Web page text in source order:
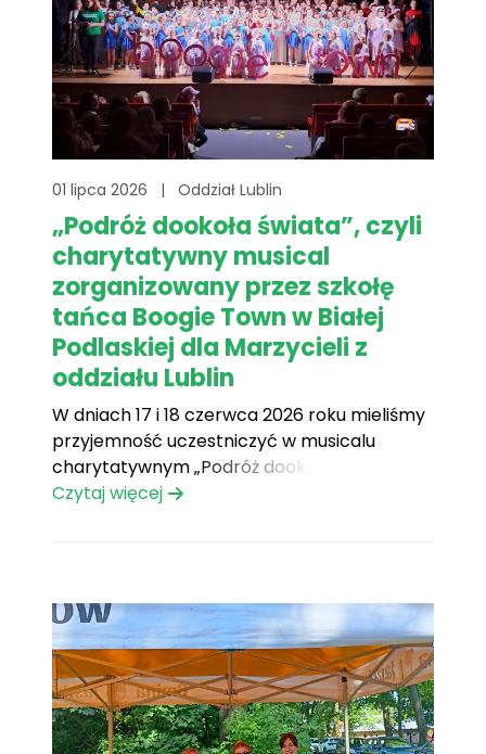
01 lipca 2026 | Oddział Lublin
„Podróż dookoła świata”, czyli
charytatywny musical
zorganizowany przez szkołę
tańca Boogie Town w Białej
Podlaskiej dla Marzycieli z
oddziału Lublin
W dniach 17 i 18 czerwca 2026 roku mieliśmy
przyjemność uczestniczyć w musicalu
charytatywnym „Podróż dookoła świata”
organizowanym przez szkołę tańca Boogie
za co jesteśmy bardzo wdzięczni. Podobnie
jak[...]
Czytaj więcej